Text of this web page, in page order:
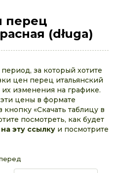
перец
(długa)
за который хотите
цен перец итальянский
их изменения на графике.
цены в формате
«Скачать таблицу в
посмотреть, как будет
эту ссылку и посмотрите